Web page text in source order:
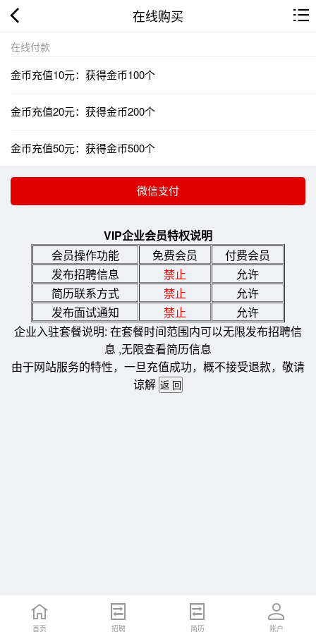
在线购买
在线付款
金币充值10元：获得金币100个
金币充值20元：获得金币200个
金币充值50元：获得金币500个
VIP企业会员特权说明
会员操作功能
免费会员
付费会员
发布招聘信息
禁止
允许
简历联系方式
禁止
允许
发布面试通知
禁止
允许
企业入驻套餐说明: 在套餐时间范围内可以无限发布招聘信
息 ,无限查看简历信息
由于网站服务的特性，一旦充值成功，概不接受退款，敬请
谅解
首页 招聘 简历 账户